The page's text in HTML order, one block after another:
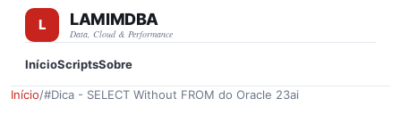
Pular para o conteúdo principal
LAMIMDBA
Data, Cloud & Performance
InícioScriptsSobre
Início/#Dica - SELECT Without FROM do Oracle 23ai